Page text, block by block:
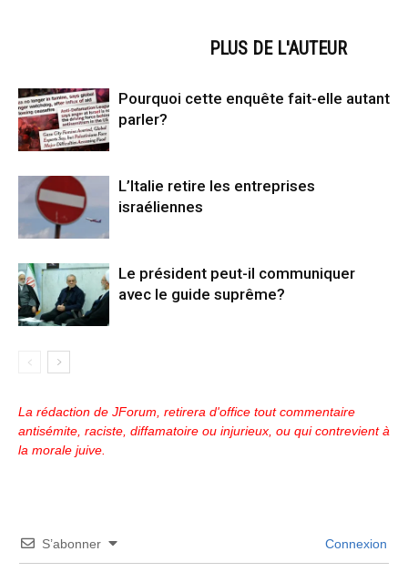
PLUS DE L'AUTEUR
Pourquoi cette enquête fait-elle autant
parler?
L’Italie retire les entreprises
israéliennes
Le président peut-il communiquer
avec le guide suprême?
La rédaction de JForum, retirera d'office tout commentaire
antisémite, raciste, diffamatoire ou injurieux, ou qui contrevient à
la morale juive.
S’abonner Connexion